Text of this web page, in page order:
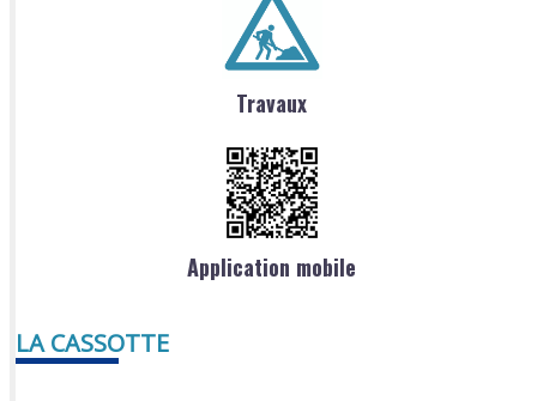
Travaux
Application mobile
LA CASSOTTE